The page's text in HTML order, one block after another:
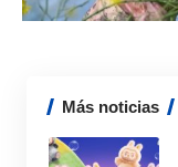
Más noticias